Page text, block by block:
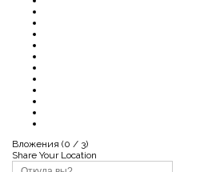
Вложения (0 / 3)
Share Your Location